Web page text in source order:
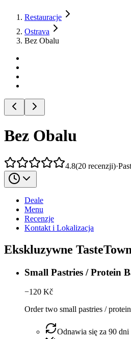
Restauracje
Ostrava
Bez Obalu
Bez Obalu
4.8(20 recenzji)·
Deale
Menu
Recenzje
Kontakt i Lokalizacja
Ekskluzywne
Small Pastries / Protein
−120 Kč
Order two small pastries /
Odnawia się za 90 dni